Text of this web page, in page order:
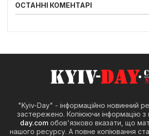
ОСТАННІ КОМЕНТАРІ
"Kyiv-Day" - інформаційно новинний
застережено. Копіюючи інформацію з
day.com обов'язково вказати, що
нашого ресурсу. А повне копіювання